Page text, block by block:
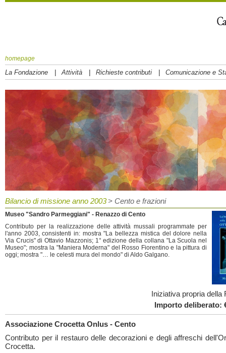
homepage
La Fondazione | Attività | Richieste contributi | Comunicazione e
Bilancio di missione anno 2003 > Cento e frazioni
Museo "Sandro Parmeggiani" - Renazzo di Cento
Contributo per la realizzazione delle attività mussali programmate per
l'anno 2003, consistenti in: mostra "La bellezza mistica del dolore nella
Via Crucis" di Ottavio Mazzonis; 1° edizione della collana "La Scuola nel
Museo"; mostra la "Maniera Moderna" del Rosso Fiorentino e la pittura di
oggi; mostra "… le celesti mura del mondo" di Aldo Galgano.
Iniziativa propria della
Importo deliberato:
Associazione Crocetta Onlus - Cento
Contributo per il restauro delle decorazioni e degli affreschi
Crocetta.